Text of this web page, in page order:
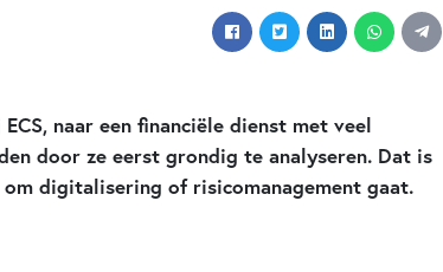
naar een financiële dienst met veel
door ze eerst grondig te analyseren. Dat is
digitalisering of risicomanagement gaat.